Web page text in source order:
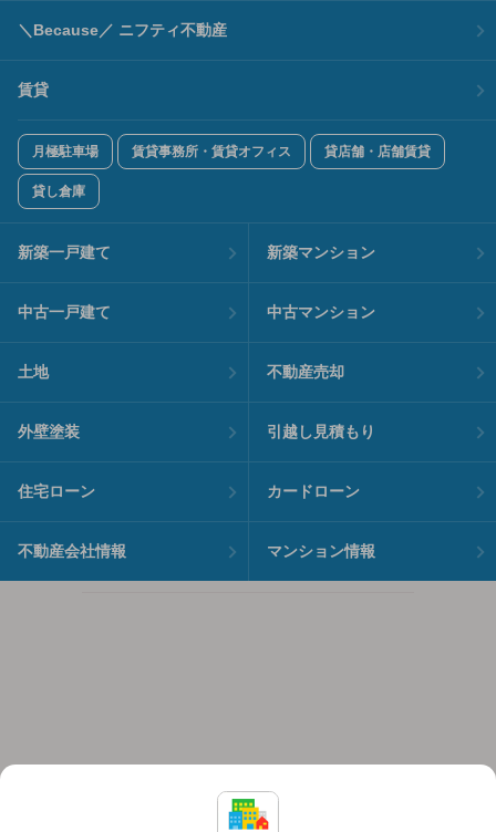
＼Because／ ニフティ不動産
賃貸
月極駐車場 賃貸事務所・賃貸オフィス 貸店舗・店舗賃貸
貸し倉庫
新築一戸建て 新築マンション
中古一戸建て 中古マンション
土地 不動産売却
外壁塗装 引越し見積もり
住宅ローン カードローン
不動産会社情報 マンション情報